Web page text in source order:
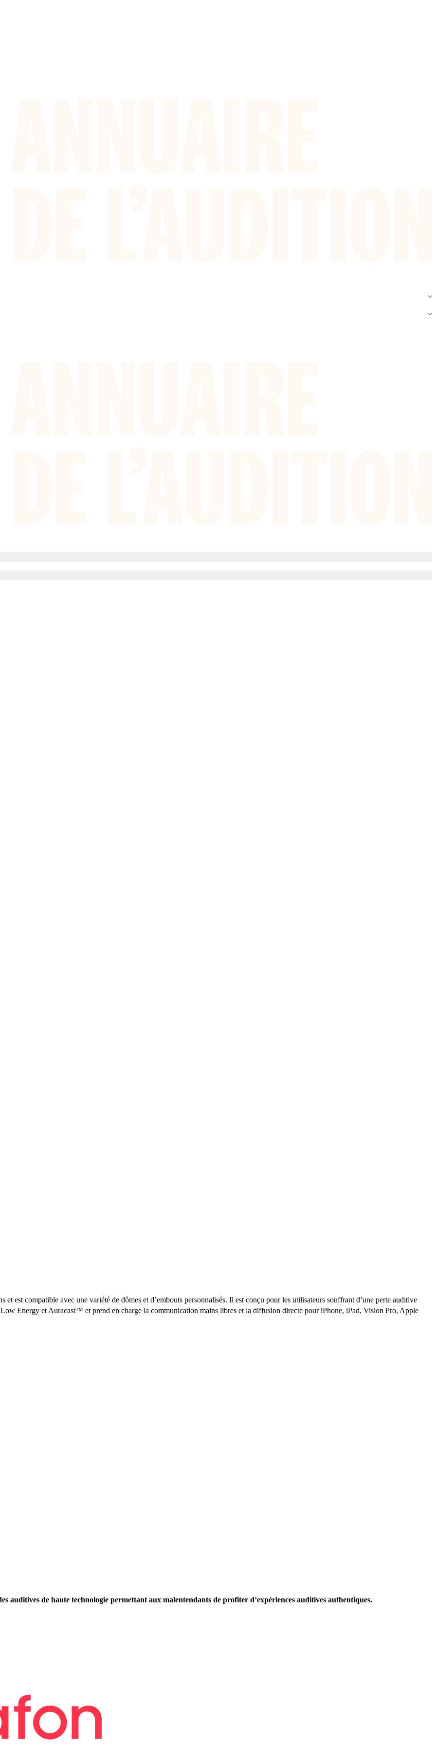
est compatible avec une variété de dômes et d’embouts personnalisés. Il est conçu pour les utilisateurs souffrant d’une perte auditive
Energy et Auracast™ et prend en charge la communication mains libres et la diffusion directe pour iPhone, iPad, Vision Pro, Apple
auditives de haute technologie permettant aux malentendants de profiter d’expériences auditives authentiques.